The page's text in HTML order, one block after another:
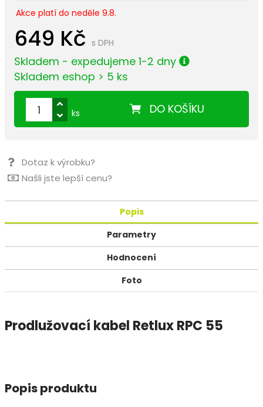
Akce platí do neděle 9.8.
649 Kč s DPH
Skladem - expedujeme 1-2 dny
Skladem eshop > 5 ks
DO KOŠÍKU
ks
Dotaz k výrobku?
Našli jste lepší cenu?
Popis
Parametry
Hodnocení
Foto
Prodlužovací kabel Retlux RPC 55
Popis produktu